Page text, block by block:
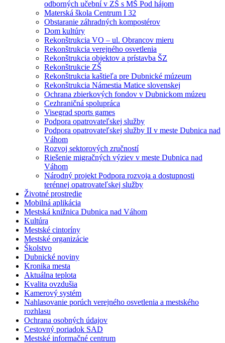
odborných učební v ZŠ s MŠ Pod hájom
Materská škola Centrum I 32
Obstaranie záhradných kompostérov
Dom kultúry
Rekonštrukcia VO – ul. Obrancov mieru
Rekonštrukcia verejného osvetlenia
Rekonštrukcia objektov a prístavba ŠZ
Rekonštrukcie ZŠ
Rekonštrukcia kaštieľa pre Dubnické múzeum
Rekonštrukcia Námestia Matice slovenskej
Ochrana zbierkových fondov v Dubnickom múzeu
Cezhraničná spolupráca
Visegrad sports games
Podpora opatrovateľskej služby
Podpora opatrovateľskej služby II v meste Dubnica nad
Váhom
Rozvoj sektorových zručností
Riešenie migračných výziev v meste Dubnica nad
Váhom
Národný projekt Podpora rozvoja a dostupnosti
terénnej opatrovateľskej služby
Životné prostredie
Mobilná aplikácia
Mestská knižnica Dubnica nad Váhom
Kultúra
Mestské cintoríny
Mestské organizácie
Školstvo
Dubnické noviny
Kronika mesta
Aktuálna teplota
Kvalita ovzdušia
Kamerový systém
Nahlasovanie porúch verejného osvetlenia a mestského
rozhlasu
Ochrana osobných údajov
Cestovný poriadok SAD
Mestské informačné centrum